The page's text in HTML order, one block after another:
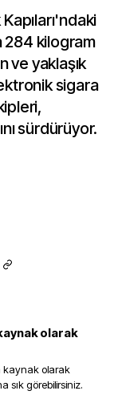
284 kilogram
ve yaklaşık
sigara
sürdürüyor.
olarak
kaynak olarak
sık görebilirsiniz.